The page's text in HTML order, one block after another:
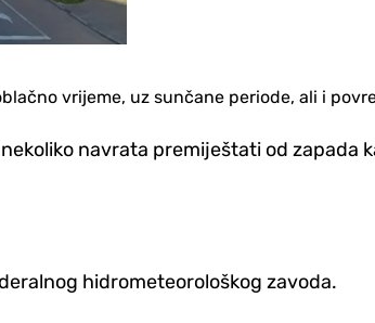
vrijeme, uz sunčane periode, ali i
navrata premiještati od zapada
hidrometeorološkog zavoda.